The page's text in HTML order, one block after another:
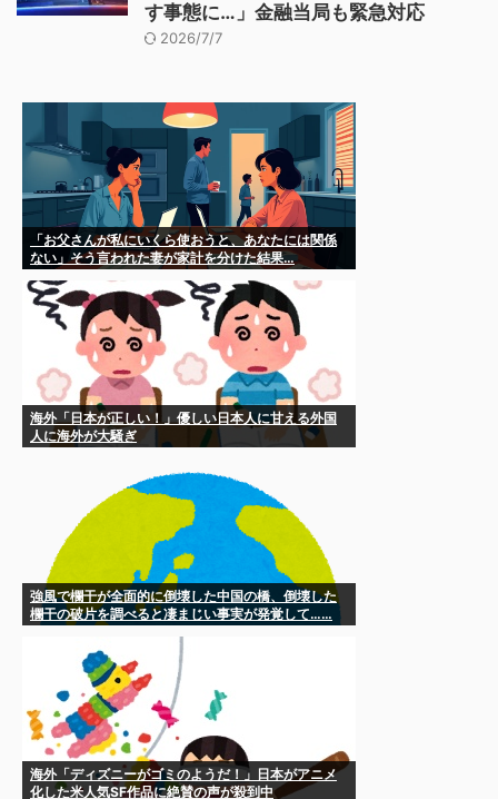
す事態に…」金融当局も緊急対応
2026/7/7
「お父さんが私にいくら使おうと、あなたには関係
ない」そう言われた妻が家計を分けた結果…
海外「日本が正しい！」優しい日本人に甘える外国
人に海外が大騒ぎ
強風で欄干が全面的に倒壊した中国の橋、倒壊した
欄干の破片を調べると凄まじい事実が発覚して……
海外「ディズニーがゴミのようだ！」日本がアニメ
化した米人気SF作品に絶賛の声が殺到中